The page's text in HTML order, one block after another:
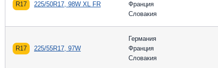
R17 225/50R17, 98W XL FR
Франция
Словакия
R17 225/55R17, 97W
Германия
Франция
Словакия